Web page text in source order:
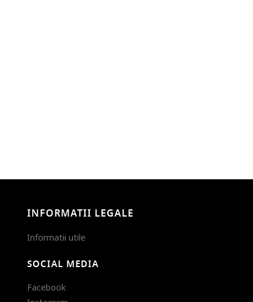
INFORMATII LEGALE
Informatii utile
SOCIAL MEDIA
Facebook